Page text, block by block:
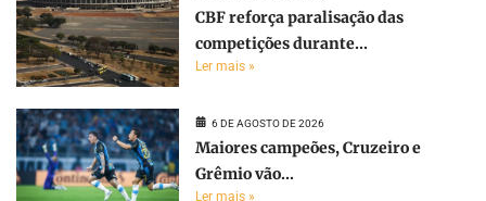
CBF reforça paralisação das
competições durante...
Ler mais »
6 DE AGOSTO DE 2026
Maiores campeões, Cruzeiro e
Grêmio vão...
Ler mais »